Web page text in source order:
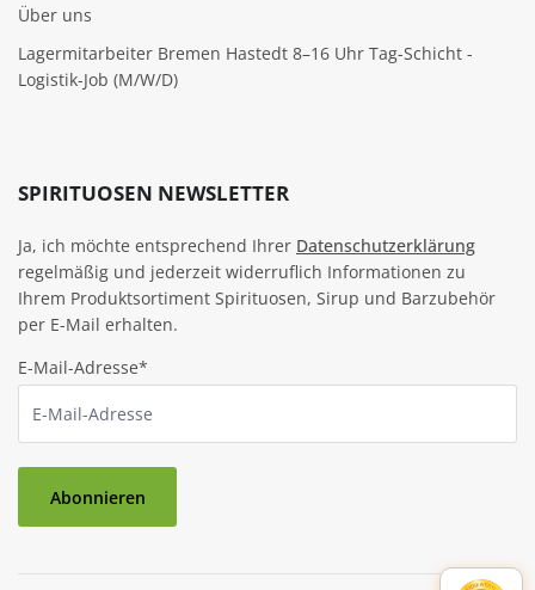
Über uns
Lagermitarbeiter Bremen Hastedt 8–16 Uhr Tag-Schicht -
Logistik-Job (M/W/D)
SPIRITUOSEN NEWSLETTER
Ja, ich möchte entsprechend Ihrer Datenschutzerklärung
regelmäßig und jederzeit widerruflich Informationen zu
Ihrem Produktsortiment Spirituosen, Sirup und Barzubehör
per E-Mail erhalten.
E-Mail-Adresse*
Abonnieren